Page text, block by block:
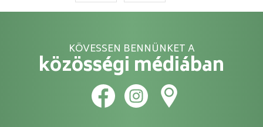
KÖVESSEN BENNÜNKET A
közösségi médiában